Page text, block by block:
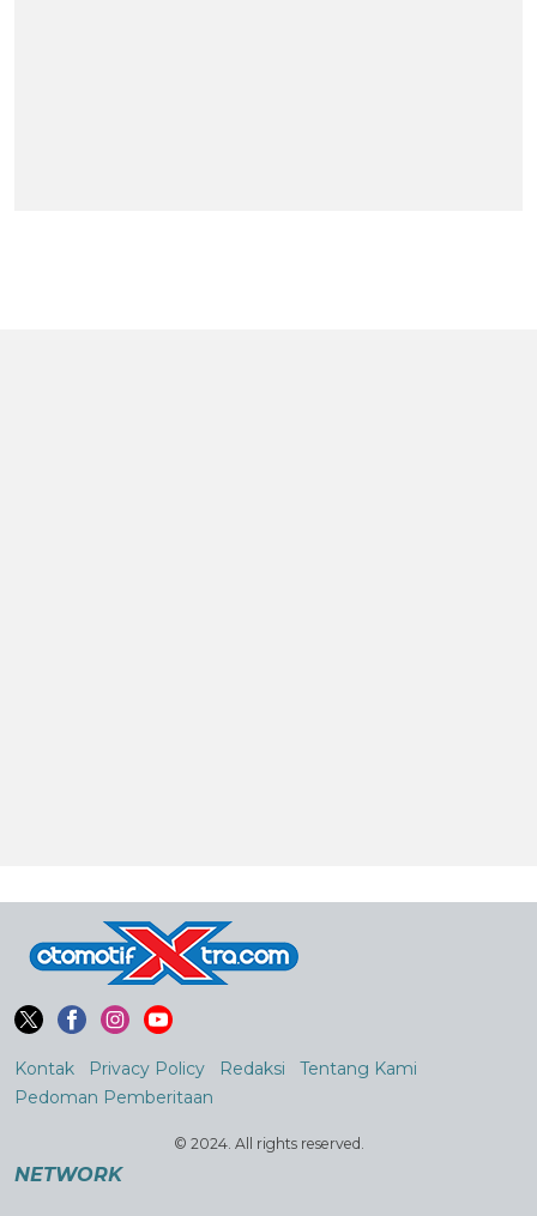
Kontak Privacy Policy Redaksi
Tentang Kami
Pedoman Pemberitaan
© 2024. All rights reserved.
NETWORK